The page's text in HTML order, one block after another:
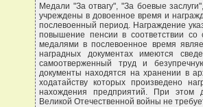
Медали "За отвагу", "За боевые
учреждены в довоенное время и
послевоенный период. Награждение
повышение пенсии в соответствии
медалями в послевоенное время
наградных документах имеются
самоотверженный труд и
документы находятся на хранении в
ходатайству которых произведено
нахождения предприятий. При этом
Великой Отечественной войны не